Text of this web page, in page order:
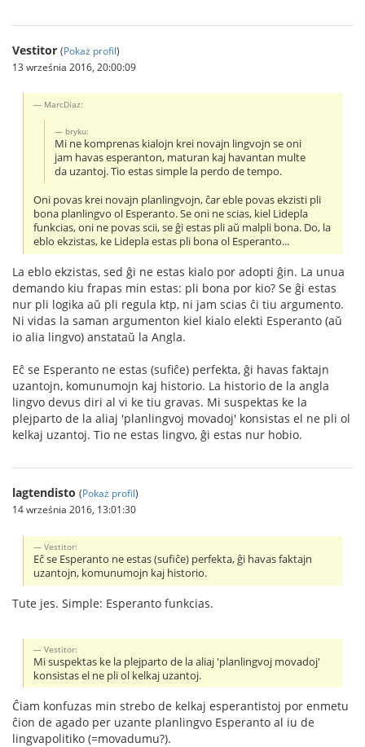
Vestitor (Pokaż profil)
13 września 2016, 20:00:09
MarcDiaz:
bryku:
Mi ne komprenas kialojn krei novajn lingvojn se oni
jam havas esperanton, maturan kaj havantan multe
da uzantoj. Tio estas simple la perdo de tempo.
Oni povas krei novajn planlingvojn, ĉar eble povas ekzisti pli
bona planlingvo ol Esperanto. Se oni ne scias, kiel Lidepla
funkcias, oni ne povas scii, se ĝi estas pli aŭ malpli bona. Do, la
eblo ekzistas, ke Lidepla estas pli bona ol Esperanto...
La eblo ekzistas, sed ĝi ne estas kialo por adopti ĝin. La unua
demando kiu frapas min estas: pli bona por kio? Se ĝi estas
nur pli logika aŭ pli regula ktp, ni jam scias ĉi tiu argumento.
Ni vidas la saman argumenton kiel kialo elekti Esperanto (aŭ
io alia lingvo) anstataŭ la Angla.
Eĉ se Esperanto ne estas (sufiĉe) perfekta, ĝi havas faktajn
uzantojn, komunumojn kaj historio. La historio de la angla
lingvo devus diri al vi ke tiu gravas. Mi suspektas ke la
plejparto de la aliaj 'planlingvoj movadoj' konsistas el ne pli ol
kelkaj uzantoj. Tio ne estas lingvo, ĝi estas nur hobio.
lagtendisto (Pokaż profil)
14 września 2016, 13:01:30
Vestitor:
Eĉ se Esperanto ne estas (sufiĉe) perfekta, ĝi havas faktajn
uzantojn, komunumojn kaj historio.
Tute jes. Simple: Esperanto funkcias.
Vestitor:
Mi suspektas ke la plejparto de la aliaj 'planlingvoj movadoj'
konsistas el ne pli ol kelkaj uzantoj.
Ĉiam konfuzas min strebo de kelkaj esperantistoj por enmetu
ĉion de agado per uzante planlingvo Esperanto al iu de
lingvapolitiko (=movadumu?).